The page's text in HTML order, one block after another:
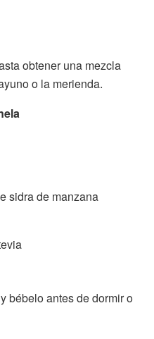
obtener una mezcla
o la merienda.
sidra de manzana
bébelo antes de dormir o